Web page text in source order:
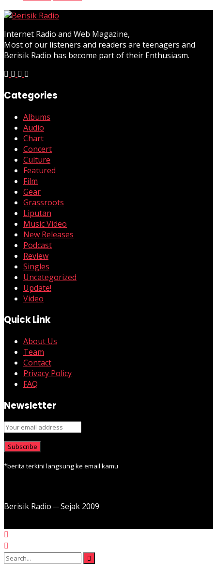
Internet Radio and Web Magazine,
Most of our listeners and readers are teenagers and
Berisik Radio has become part of their Enthusiasm.
Categories
Albums
Audio
Chart
Concert
Culture
Featured
Film
Gear
Grassroots
Liputan
Music Video
New Releases
Podcast
Review
Singles
Uncategorized
Update!
Video
Quick Link
About Us
Team
Contact
Privacy Policy
FAQ
Newsletter
*berita terkini langsung ke email kamu
Berisik Radio ─ Sejak 2009